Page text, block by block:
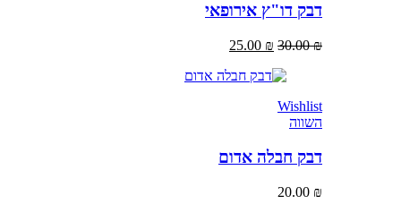
דבק דו"ץ אירופאי
30.00
25.00₪
Wishlist
דבק חבלה אדום
20.00